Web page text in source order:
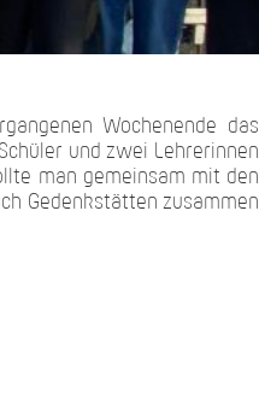
Wochenende das
und zwei Lehrerinnen
man gemeinsam mit den
Gedenkstätten zusammen